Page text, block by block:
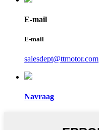
E-mail
E-mail
salesdept@ttmotor.com
Navraag